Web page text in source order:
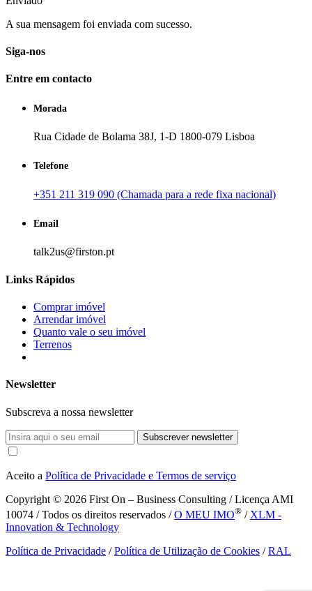
A sua mensagem foi enviada com sucesso.
Siga-nos
Entre em contacto
Morada
Rua Cidade de Bolama 38J, 1-D 1800-079 Lisboa
Telefone
+351 211 319 090 (Chamada para a rede fixa nacional)
Email
talk2us@firston.pt
Links Rápidos
Comprar imóvel
Arrendar imóvel
Quanto vale o seu imóvel
Terrenos
Newsletter
Subscreva a nossa newsletter
Subscrever newsletter
Aceito a Política de Privacidade e Termos de serviço
Copyright © 2026 First On – Business Consulting / Licença AMI
10074 / Todos os direitos reservados /O MEU IMO® / XLM -
Innovation & Technology
Política de Privacidade /Política de Utilização de Cookies /RAL